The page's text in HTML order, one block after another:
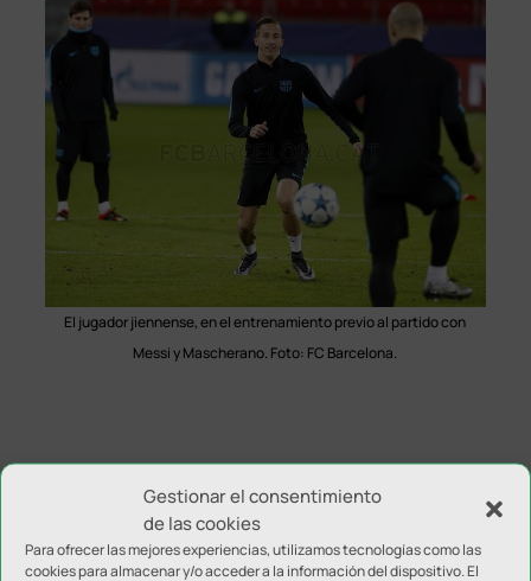
Gestionar el consentimiento
de las cookies
Para ofrecer las mejores experiencias, utilizamos tecnologías como las
cookies para almacenar y/o acceder a la información del dispositivo. El
El jugador jiennense, en el entrenamiento previo al partido con
Messi y Mascherano. Foto: FC Barcelona.